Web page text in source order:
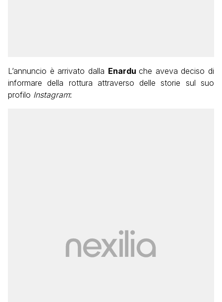
L’annuncio è arrivato dalla Enarduche aveva deciso di
informare della rottura attraverso delle storie sul suo
profilo Instagram: